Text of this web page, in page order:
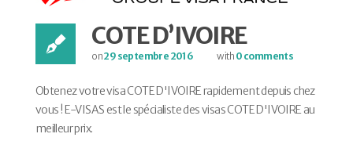
COTE D’IVOIRE
on29 septembre 2016 with 0 comments
Obtenez votre visa COTE D'IVOIRE rapidement depuis chez
vous ! E-VISAS est le spécialiste des visas COTE D'IVOIRE au
meilleur prix.